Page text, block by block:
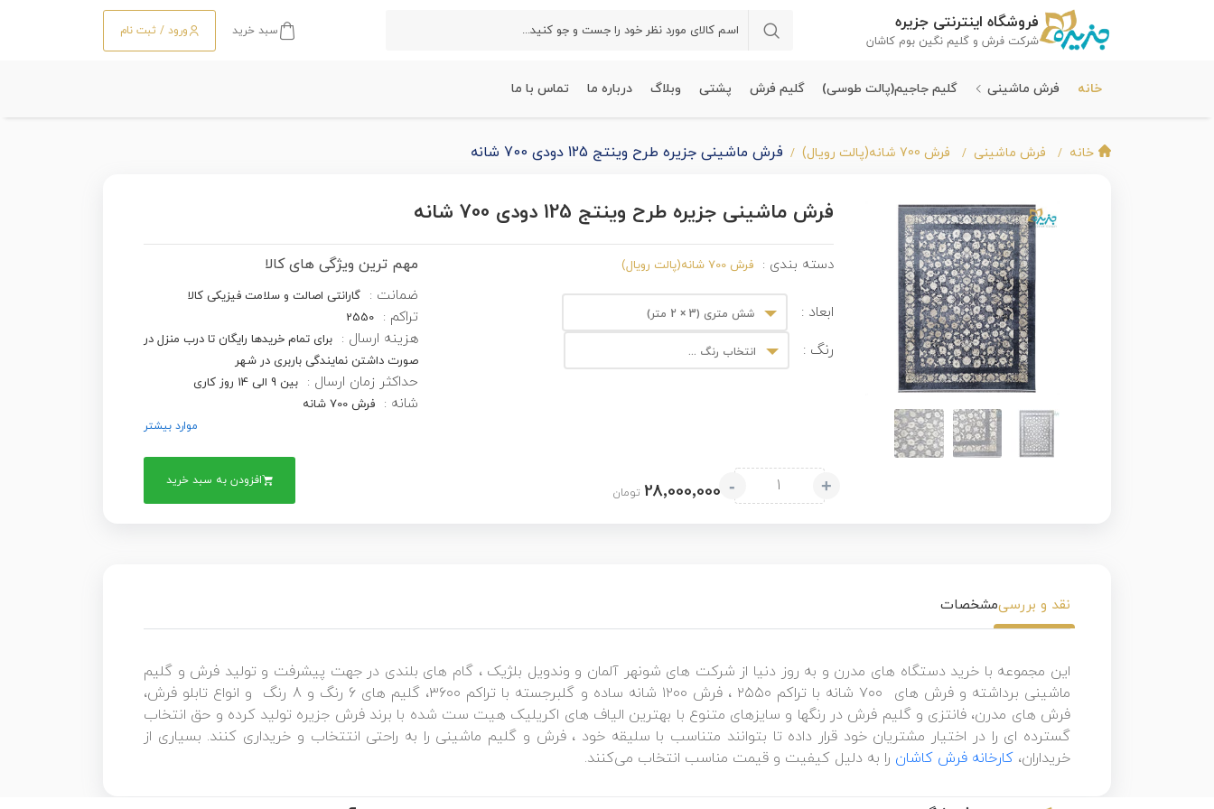
فروشگاه اینترنتی جزیره
شرکت فرش و گلیم نگین بوم کاشان
سبد خرید ورود / ثبت نام
خانه فرش ماشینی گلیم جاجیم(پالت طوسی) گلیم فرش پشتی وبلاگ درباره ما تماس با ما
خانه فرش ماشینی فرش 700 شانه(پالت رویال) فرش ماشینی جزیره طرح وینتج 125 دودی 700 شانه
فرش ماشینی جزیره طرح وینتج 125 دودی 700 شانه
دسته بندی : فرش 700 شانه(پالت رویال)
ابعاد : شش متری (3 × 2 متر)
رنگ : انتخاب رنگ ...
مهم ترین ویژگی های کالا
ضمانت : گارانتی اصالت و سلامت فیزیکی کالا
تراکم : 2550
هزینه ارسال :
برای تمام خریدها رایگان تا درب منزل در
صورت داشتن نمایندگی باربری در شهر
حداکثر زمان ارسال : بین 9 الی 14 روز کاری
شانه : فرش 700 شانه
موارد بیشتر
+
- 28٬000٬000 تومان
افزودن به سبد خرید
نقد و بررسیمشخصات
این مجموعه با خرید دستگاه های مدرن و به روز دنیا از شرکت های شونهر آلمان و وندویل بلژیک ، گام های بلندی در جهت پیشرفت و تولید فرش و گلیم
ماشینی برداشته و فرش های ۷۰۰ شانه با تراکم ۲۵۵۰ ، فرش ۱۲۰۰ شانه ساده و گلبرجسته با تراکم ۳۶۰۰، گلیم های 6 رنگ و 8 رنگ و انواع تابلو فرش،
فرش های مدرن، فانتزی و گلیم فرش در رنگها و سایزهای متنوع با بهترین الیاف های اکریلیک هیت ست شده با برند فرش جزیره تولید کرده و حق انتخاب
گسترده ای را در اختیار مشتریان خود قرار داده تا بتوانند متناسب با سلیقه خود ، فرش و گلیم ماشینی را به راحتی انتتخاب و خریداری کنند. بسیاری از
خریداران، کارخانه فرش کاشان را به دلیل کیفیت و قیمت مناسب انتخاب می‌کنند.